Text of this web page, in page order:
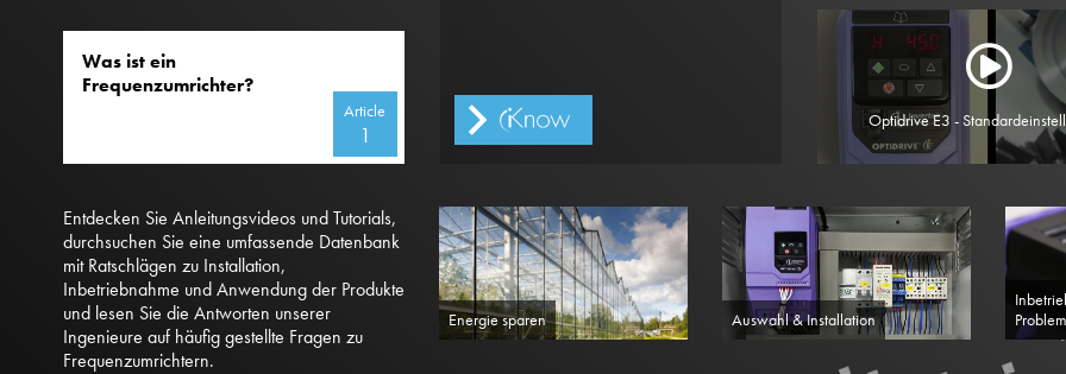
Was ist ein
Frequenzumrichter?
Article
1
Optidrive E3 -
Entdecken Sie Anleitungsvideos und Tutorials,
durchsuchen Sie eine umfassende Datenbank
mit Ratschlägen zu Installation,
Inbetriebnahme und Anwendung der Produkte
und lesen Sie die Antworten unserer
Ingenieure auf häufig gestellte Fragen zu
Frequenzumrichtern.
Energie sparen Auswahl & Installation